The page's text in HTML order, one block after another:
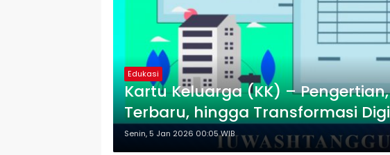
Edukasi
Kartu Keluarga (KK) –
Terbaru, hingga Transformasi
Senin, 5 Jan 2026 00:05 WIB